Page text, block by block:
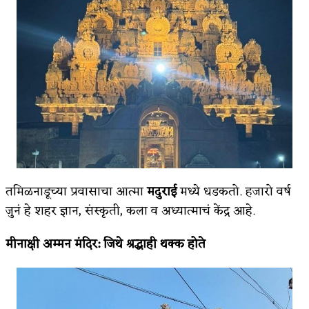
तमिळनाडूच्या प्रवासाचा आत्मामदुराईमध्ये धडकतो. हजारो वर्ष
जुनं हे शहर ज्ञान, संस्कृती, कला व अध्यात्माचं केंद्र आहे.
मीनाक्षी अम्मन मंदिर:जिथे श्रद्धाही थक्क होते